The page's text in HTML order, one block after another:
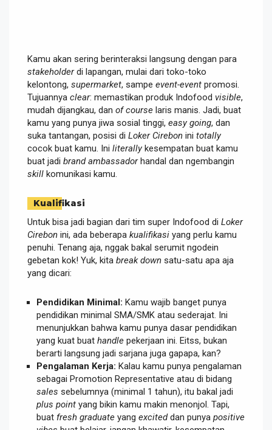
Kamu akan sering berinteraksi langsung dengan para
stakeholderdi lapangan, mulai dari toko-toko
kelontong, supermarket, sampe event-event promosi.
Tujuannya clear: memastikan produk Indofood visible,
mudah dijangkau, dan of course laris manis. Jadi, buat
kamu yang punya jiwa sosial tinggi, easy going, dan
suka tantangan, posisi di Loker Cirebon ini totally
cocok buat kamu. Ini literallykesempatan buat kamu
buat jadi brand ambassadorhandal dan ngembangin
skill komunikasi kamu.
Kualifikasi
Untuk bisa jadi bagian dari tim super Indofood di Loker
Cirebon ini, ada beberapa kualifikasi yang perlu kamu
penuhi. Tenang aja, nggak bakal serumit ngodein
gebetan kok! Yuk, kita break down satu-satu apa aja
yang dicari:
Pendidikan Minimal: Kamu wajib banget punya
pendidikan minimal SMA/SMK atau sederajat. Ini
menunjukkan bahwa kamu punya dasar pendidikan
yang kuat buat handle pekerjaan ini. Eitss, bukan
berarti langsung jadi sarjana juga gapapa, kan?
Pengalaman Kerja: Kalau kamu punya pengalaman
sebagai Promotion Representative atau di bidang
sales sebelumnya (minimal 1 tahun), itu bakal jadi
plus point yang bikin kamu makin menonjol. Tapi,
buat fresh graduate yang exciteddan punya positive